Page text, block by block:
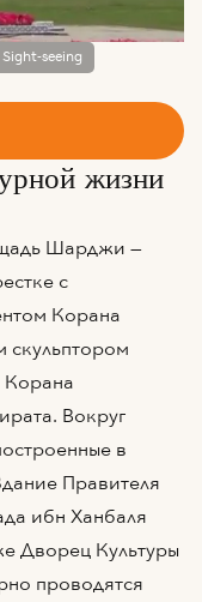
Sight-seeing
жизни
Шарджи —
с
Корана
скульптором
Корана
Вокруг
в
Правителя
ибн Ханбаля
Дворец Культуры
проводятся